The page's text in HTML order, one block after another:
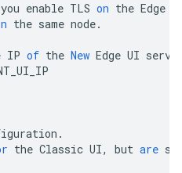
you enable TLS on the Edge
the same node.
IP of the New Edge UI
.
the Classic UI, but are